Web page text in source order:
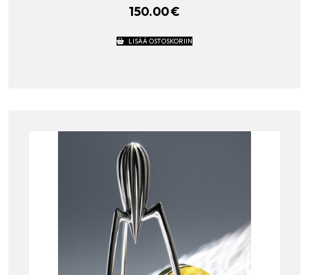
150.00€
LISÄÄ OSTOSKORIIN